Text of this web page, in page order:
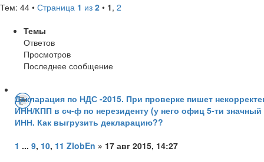
Тем: 44 • Страница 1 из 2 • 1, 2
Темы
Ответов
Просмотров
Последнее сообщение
Декларация по НДС -2015. При проверке пишет
ИНН/КПП в сч-ф по нерезиденту (у него офиц 5-ти значный
ИНН. Как выгрузить декларацию??
1 ... 9, 10, 11 ZlobEn » 17 авг 2015, 14:27